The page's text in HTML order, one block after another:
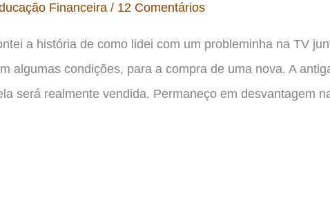
Financeira / 12 Comentários
a história de como lidei com um probleminha na TV
algumas condições, para a compra de uma nova. A
será realmente vendida. Permaneço em desvantagem